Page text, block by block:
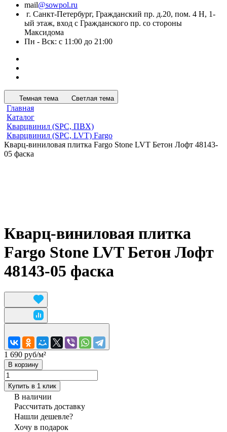
mail@sowpol.ru
г. Санкт-Петербург, Гражданский пр. д.20, пом. 4 Н, 1-
ый этаж, вход с Гражданского пр. со стороны
Максидома
Пн - Вск: с 11:00 до 21:00
Темная тема Светлая тема
Главная
Каталог
Кварцвинил (SPC, ПВХ)
Кварцвинил (SPC, LVT) Fargo
Кварц-виниловая плитка Fargo Stone LVT Бетон Лофт 48143-
05 фаска
Кварц-виниловая плитка
Fargo Stone LVT Бетон Лофт
48143-05 фаска
1 690 руб/м²
В корзину
Купить в 1 клик
В наличии
Рассчитать доставку
Нашли дешевле?
Хочу в подарок